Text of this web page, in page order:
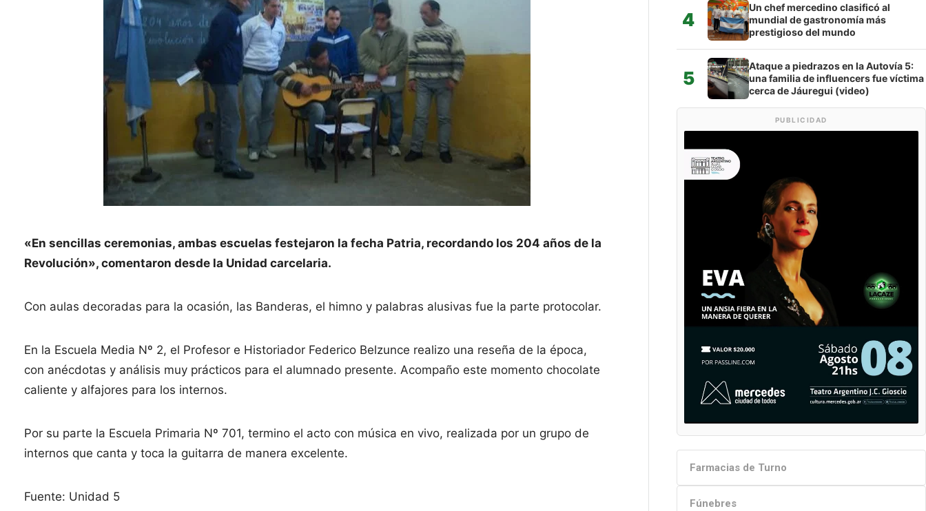
«En sencillas ceremonias, ambas escuelas festejaron la fecha Patria, recordando los 204 años de la
Revolución», comentaron desde la Unidad carcelaria.
Con aulas decoradas para la ocasión, las Banderas, el himno y palabras alusivas fue la parte protocolar.
En la Escuela Media Nº 2, el Profesor e Historiador Federico Belzunce realizo una reseña de la época,
con anécdotas y análisis muy prácticos para el alumnado presente. Acompaño este momento chocolate
caliente y alfajores para los internos.
Por su parte la Escuela Primaria Nº 701, termino el acto con música en vivo, realizada por un grupo de
internos que canta y toca la guitarra de manera excelente.
Fuente: Unidad 5
4
Un chef mercedino clasificó al
mundial de gastronomía más
prestigioso del mundo
5
Ataque a piedrazos en la Autovía 5:
una familia de influencers fue víctima
cerca de Jáuregui (video)
PUBLICIDAD
Farmacias de Turno
Fúnebres